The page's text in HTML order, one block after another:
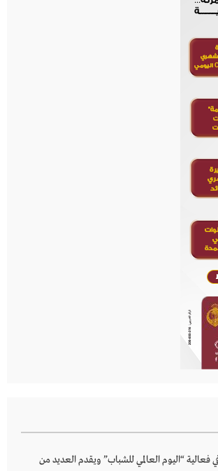
“اليوم العالمي للشباب” ويقدم العديد من